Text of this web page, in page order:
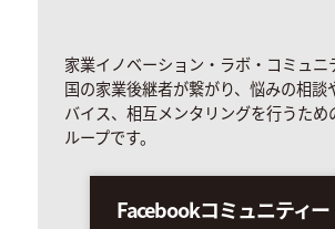
家業イノベーション・ラボ・コミュニ
国の家業後継者が繋がり、悩みの相談
バイス、相互メンタリングを行うた
ループです。
Facebookコミュニティー